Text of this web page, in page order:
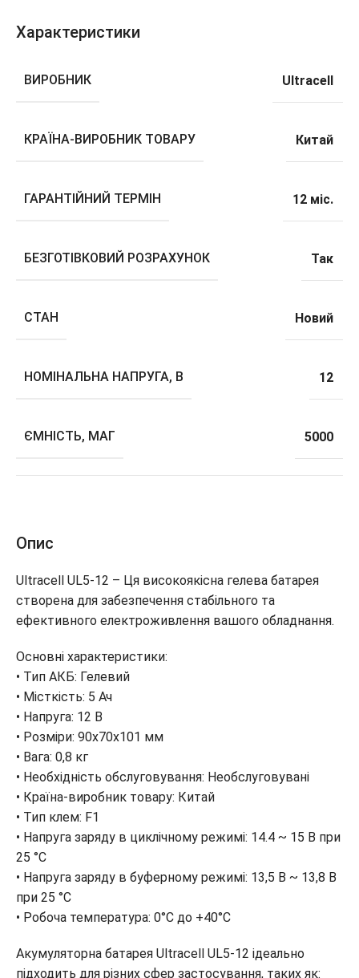
Опис
Ultracell UL5-12 – Ця високоякісна гелева батарея
створена для забезпечення стабільного та
ефективного електроживлення вашого обладнання.
Основні характеристики:
• Тип АКБ: Гелевий
• Місткість: 5 Ач
• Напруга: 12 В
• Розміри: 90х70х101 мм
• Вага: 0,8 кг
• Необхідність обслуговування: Необслуговувані
• Країна-виробник товару: Китай
• Тип клем: F1
• Напруга заряду в циклічному режимі: 14.4 ~ 15 В при
25 °C
• Напруга заряду в буферному режимі: 13,5 В ~ 13,8 В
при 25 °C
• Робоча температура: 0°C до +40°C
Акумуляторна батарея Ultracell UL5-12 ідеально
підходить для різних сфер застосування, таких як:
Характеристики
ВИРОБНИК Ultracell
КРАЇНА-ВИРОБНИК ТОВАРУ Китай
ГАРАНТІЙНИЙ ТЕРМІН 12 міс.
БЕЗГОТІВКОВИЙ РОЗРАХУНОК Так
СТАН Новий
НОМІНАЛЬНА НАПРУГА, В 12
ЄМНІСТЬ, МАГ 5000